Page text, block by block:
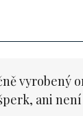
vyrobený
ani